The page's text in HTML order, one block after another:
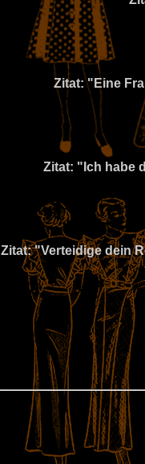
Zitat: "Eine
Zitat: "Ich habe
Zitat: "Verteidige dein